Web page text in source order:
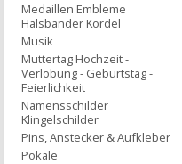
Medaillen Embleme
Halsbänder Kordel
Musik
Muttertag Hochzeit -
Verlobung - Geburtstag -
Feierlichkeit
Namensschilder
Klingelschilder
Pins, Anstecker & Aufkleber
Pokale